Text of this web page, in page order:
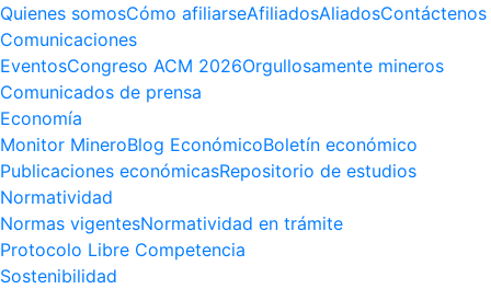
Quienes somosCómo afiliarseAfiliadosAliadosContáctenos
Comunicaciones
EventosCongreso ACM 2026Orgullosamente mineros
Comunicados de prensa
Economía
Monitor MineroBlog EconómicoBoletín económico
Publicaciones económicasRepositorio de estudios
Normatividad
Normas vigentesNormatividad en trámite
Protocolo Libre Competencia
Sostenibilidad